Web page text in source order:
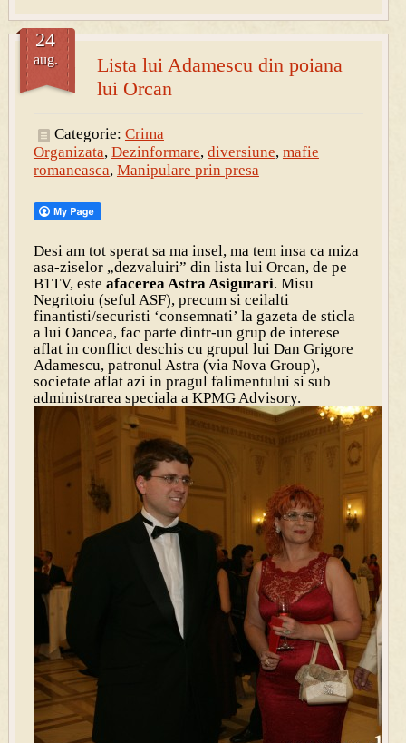
Lista lui Adamescu din poiana
lui Orcan
24
aug.
Categorie: Crima
Organizata, Dezinformare, diversiune, mafie
romaneasca, Manipulare prin presa
Desi am tot sperat sa ma insel, ma tem insa ca miza
asa-ziselor „dezvaluiri” din lista lui Orcan, de pe
B1TV, este afacerea Astra Asigurari. Misu
Negritoiu (seful ASF), precum si ceilalti
finantisti/securisti ‘consemnati’ la gazeta de sticla
a lui Oancea, fac parte dintr-un grup de interese
aflat in conflict deschis cu grupul lui Dan Grigore
Adamescu, patronul Astra (via Nova Group),
societate aflat azi in pragul falimentului si sub
administrarea speciala a KPMG Advisory.